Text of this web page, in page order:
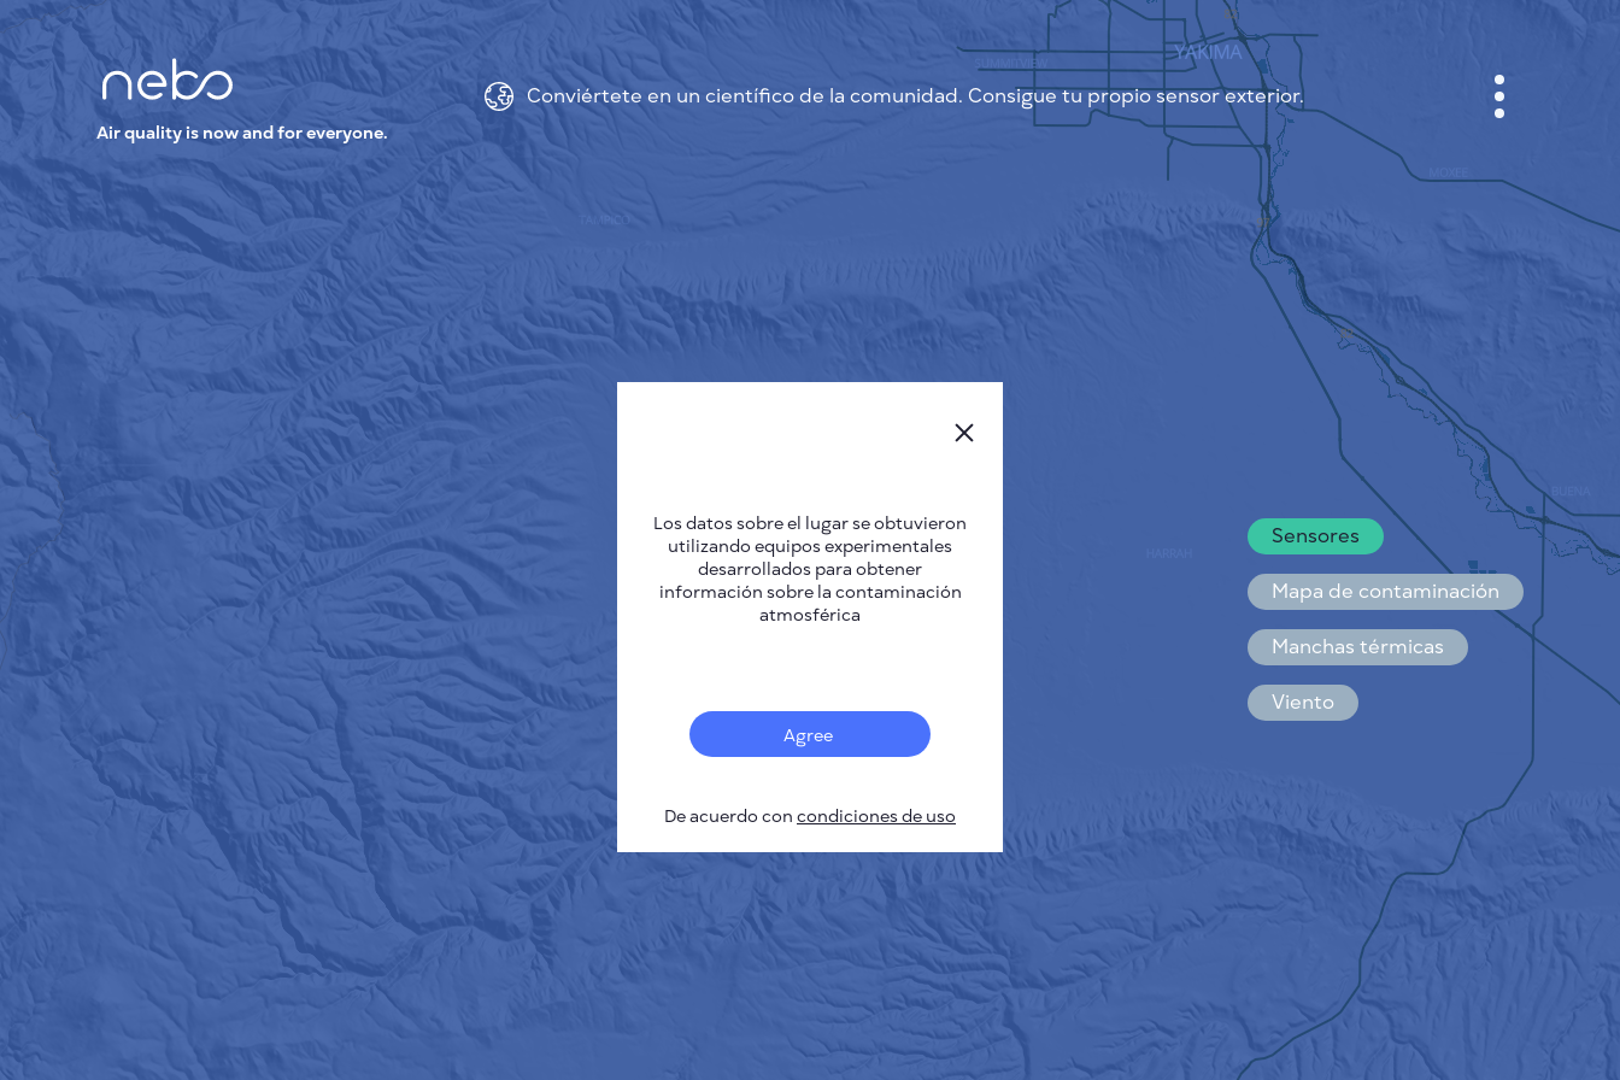
Air quality is now and for everyone.
Conviértete en un científico de la comunidad. Consigue tu propio sensor exterior.
Sensores
Mapa de contaminación
Manchas térmicas
Viento
GABINETE
PLANO DE LA CIUDAD
SENSOR NEBO
QUIÉNES SOMOS
IDIOMA DEL SITIO
English
Deutsch
Español
Français
POLÍTICA DE PRIVACIDAD
CONDICIONES GENERALES
GUÍA DE INSTALACIÓN
CONTACTE CON NOSOTROS
Los datos sobre el lugar se obtuvieron
utilizando equipos experimentales
desarrollados para obtener
información sobre la contaminación
atmosférica
Agree
De acuerdo con condiciones de uso